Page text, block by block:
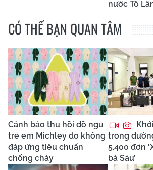
nước Tô
CÓ THỂ BẠN QUAN TÂM
Cảnh báo thu hồi đồ ngủ
trẻ em Michley do không
đáp ứng tiêu chuẩn
chống cháy
trong
5.400 đơn
bà Sáu’